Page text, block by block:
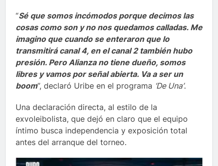
“Sé que somos incómodos porque decimos las
cosas como son y no nos quedamos calladas. Me
imagino que cuando se enteraron que lo
transmitirá canal 4, en el canal 2 también hubo
presión. Pero Alianza no tiene dueño, somos
libres y vamos por señal abierta. Va a ser un
boom”, declaró Uribe en el programa ‘De Una’.
Una declaración directa, al estilo de la
exvoleibolista, que dejó en claro que el equipo
íntimo busca independencia y exposición total
antes del arranque del torneo.